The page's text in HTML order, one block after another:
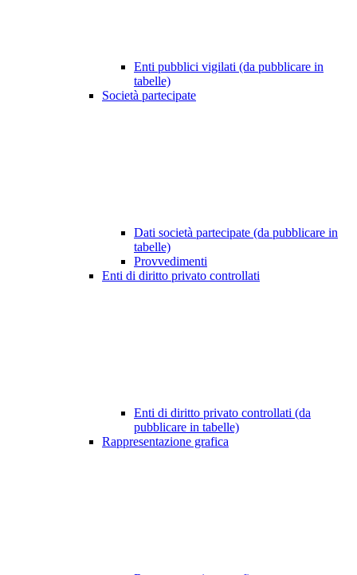
Enti pubblici vigilati (da pubblicare in
tabelle)
Società partecipate
Dati società partecipate (da pubblicare in
tabelle)
Provvedimenti
Enti di diritto privato controllati
Enti di diritto privato controllati (da
pubblicare in tabelle)
Rappresentazione grafica